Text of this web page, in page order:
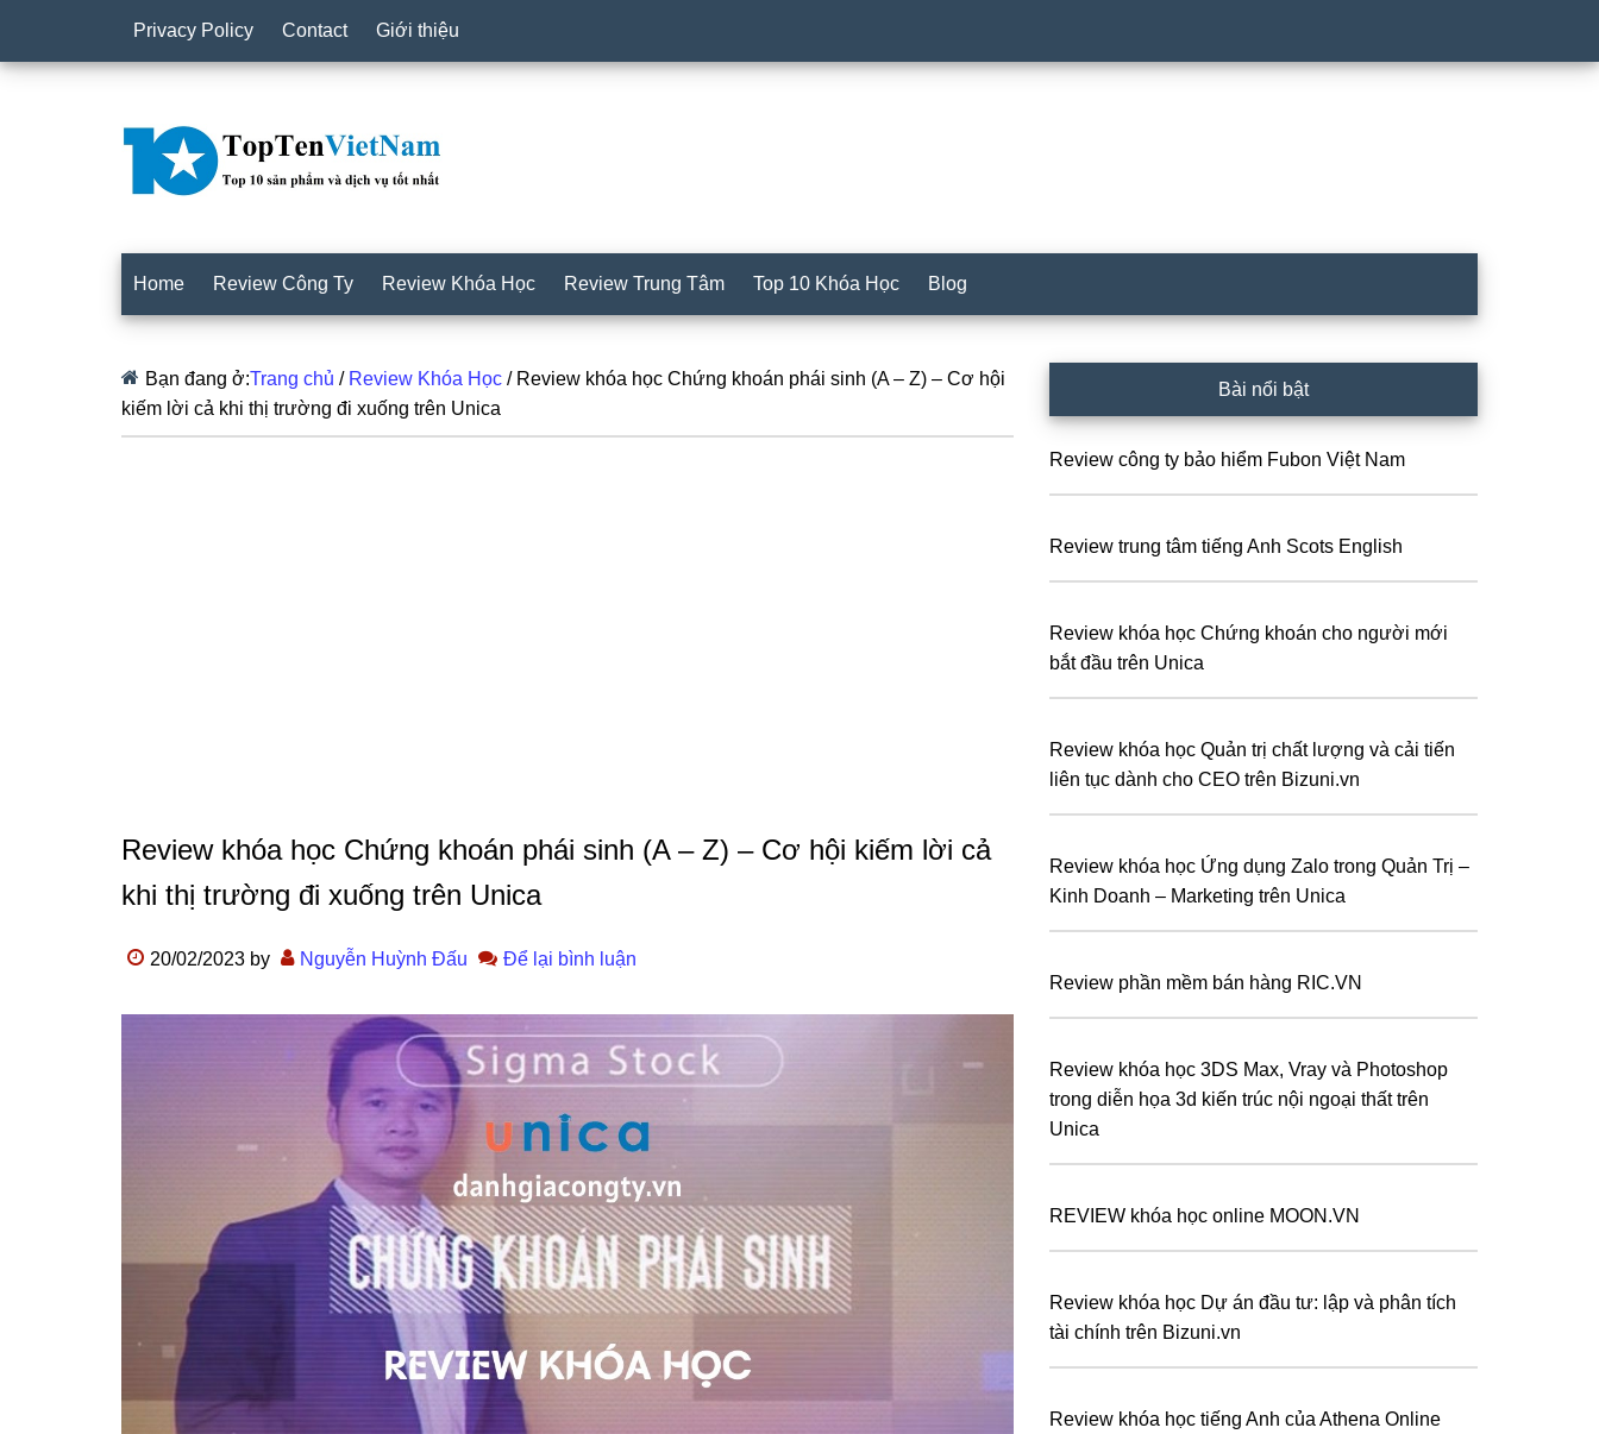
Privacy Policy Contact Giới thiệu
Home Review Công Ty Review Khóa Học Review Trung Tâm Top 10 Khóa Học Blog
Bạn đang ở:Trang chủ / Review Khóa Học /Review khóa học Chứng khoán phái sinh (A – Z) – Cơ hội
kiếm lời cả khi thị trường đi xuống trên Unica
Review khóa học Chứng khoán phái sinh (A – Z) – Cơ hội kiếm lời cả
khi thị trường đi xuống trên Unica
20/02/2023 by Nguyễn Huỳnh Đấu Để lại bình luận
chính
Bài nổi bật
Review công ty bảo hiểm Fubon Việt Nam
Review trung tâm tiếng Anh Scots English
Review khóa học Chứng khoán cho người mới
bắt đầu trên Unica
Review khóa học Quản trị chất lượng và cải tiến
liên tục dành cho CEO trên Bizuni.vn
Review khóa học Ứng dụng Zalo trong Quản Trị –
Kinh Doanh – Marketing trên Unica
Review phần mềm bán hàng RIC.VN
Review khóa học 3DS Max, Vray và Photoshop
trong diễn họa 3d kiến trúc nội ngoại thất trên
Unica
REVIEW khóa học online MOON.VN
Review khóa học Dự án đầu tư: lập và phân tích
tài chính trên Bizuni.vn
Review khóa học tiếng Anh của Athena Online